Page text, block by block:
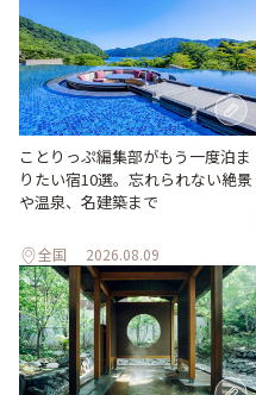
ことりっぷ編集部がもう一度泊ま
りたい宿10選。忘れられない絶景
や温泉、名建築まで
全国 2026.08.09